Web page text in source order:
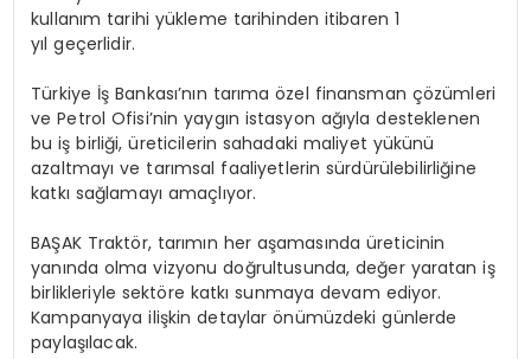
kullanım tarihi yükleme tarihinden itibaren 1
yıl geçerlidir.
Türkiye İş Bankası’nın tarıma özel finansman çözümleri
ve Petrol Ofisi’nin yaygın istasyon ağıyla desteklenen
bu iş birliği, üreticilerin sahadaki maliyet yükünü
azaltmayı ve tarımsal faaliyetlerin sürdürülebilirliğine
katkı sağlamayı amaçlıyor.
BAŞAK Traktör, tarımın her aşamasında üreticinin
yanında olma vizyonu doğrultusunda, değer yaratan iş
birlikleriyle sektöre katkı sunmaya devam ediyor.
Kampanyaya ilişkin detaylar önümüzdeki günlerde
paylaşılacak.